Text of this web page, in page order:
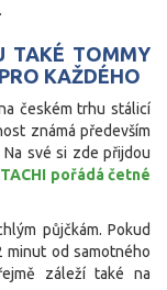
TAKÉ TOMMY
KAŽDÉHO
českém trhu stálicí
známá především
své si zde přijdou
pořádá četné
půjčkám. Pokud
minut od samotného
záleží také na